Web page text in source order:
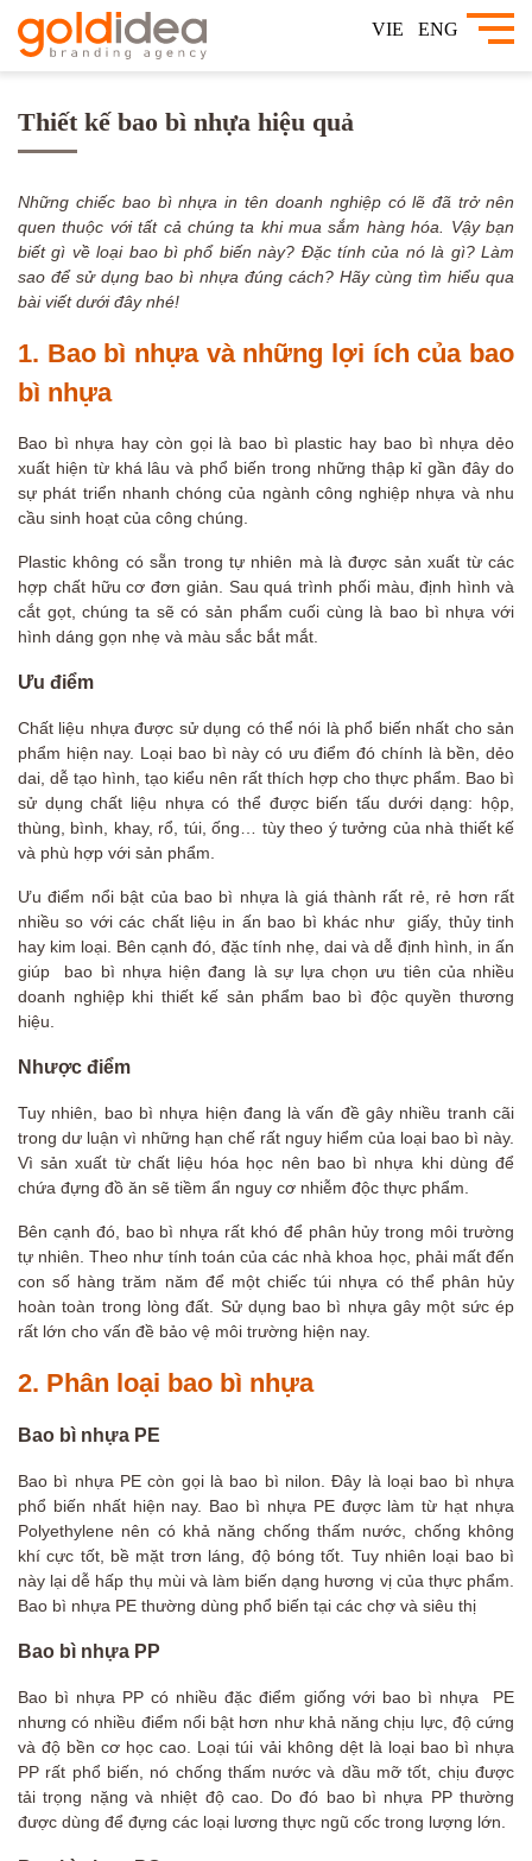
VIE ENG
Thiết kế bao bì nhựa hiệu quả
Những chiếc bao bì nhựa in tên doanh nghiệp có lẽ đã trở nên
quen thuộc với tất cả chúng ta khi mua sắm hàng hóa. Vậy bạn
biết gì về loại bao bì phổ biến này? Đặc tính của nó là gì? Làm
sao để sử dụng bao bì nhựa đúng cách? Hãy cùng tìm hiểu qua
bài viết dưới đây nhé!
1. Bao bì nhựa và những lợi ích của bao
bì nhựa
Bao bì nhựa hay còn gọi là bao bì plastic hay bao bì nhựa dẻo
xuất hiện từ khá lâu và phổ biến trong những thập kỉ gần đây do
sự phát triển nhanh chóng của ngành công nghiệp nhựa và nhu
cầu sinh hoạt của công chúng.
Plastic không có sẵn trong tự nhiên mà là được sản xuất từ các
hợp chất hữu cơ đơn giản. Sau quá trình phối màu, định hình và
cắt gọt, chúng ta sẽ có sản phẩm cuối cùng là bao bì nhựa với
hình dáng gọn nhẹ và màu sắc bắt mắt.
Ưu điểm
Chất liệu nhựa được sử dụng có thể nói là phổ biến nhất cho sản
phẩm hiện nay. Loại bao bì này có ưu điểm đó chính là bền, dẻo
dai, dễ tạo hình, tạo kiểu nên rất thích hợp cho thực phẩm. Bao bì
sử dụng chất liệu nhựa có thể được biến tấu dưới dạng: hộp,
thùng, bình, khay, rổ, túi, ống… tùy theo ý tưởng của nhà thiết kế
và phù hợp với sản phẩm.
Ưu điểm nổi bật của bao bì nhựa là giá thành rất rẻ, rẻ hơn rất
nhiều so với các chất liệu in ấn bao bì khác như giấy, thủy tinh
hay kim loại. Bên cạnh đó, đặc tính nhẹ, dai và dễ định hình, in ấn
giúp bao bì nhựa hiện đang là sự lựa chọn ưu tiên của nhiều
doanh nghiệp khi thiết kế sản phẩm bao bì độc quyền thương
hiệu.
Nhược điểm
Tuy nhiên, bao bì nhựa hiện đang là vấn đề gây nhiều tranh cãi
trong dư luận vì những hạn chế rất nguy hiểm của loại bao bì này.
Vì sản xuất từ chất liệu hóa học nên bao bì nhựa khi dùng để
chứa đựng đồ ăn sẽ tiềm ẩn nguy cơ nhiễm độc thực phẩm.
Bên cạnh đó, bao bì nhựa rất khó để phân hủy trong môi trường
tự nhiên. Theo như tính toán của các nhà khoa học, phải mất đến
con số hàng trăm năm để một chiếc túi nhựa có thể phân hủy
hoàn toàn trong lòng đất. Sử dụng bao bì nhựa gây một sức ép
rất lớn cho vấn đề bảo vệ môi trường hiện nay.
2. Phân loại bao bì nhựa
Bao bì nhựa PE
Bao bì nhựa PE còn gọi là bao bì nilon. Đây là loại bao bì nhựa
phổ biến nhất hiện nay. Bao bì nhựa PE được làm từ hạt nhựa
Polyethylene nên có khả năng chống thấm nước, chống không
khí cực tốt, bề mặt trơn láng, độ bóng tốt. Tuy nhiên loại bao bì
này lại dễ hấp thụ mùi và làm biến dạng hương vị của thực phẩm.
Bao bì nhựa PE thường dùng phổ biến tại các chợ và siêu thị
Bao bì nhựa PP
Bao bì nhựa PP có nhiều đặc điểm giống với bao bì nhựa PE
nhưng có nhiều điểm nổi bật hơn như khả năng chịu lực, độ cứng
và độ bền cơ học cao. Loại túi vải không dệt là loại bao bì nhựa
PP rất phổ biến, nó chống thấm nước và dầu mỡ tốt, chịu được
tải trọng nặng và nhiệt độ cao. Do đó bao bì nhựa PP thường
được dùng để đựng các loại lương thực ngũ cốc trong lượng lớn.